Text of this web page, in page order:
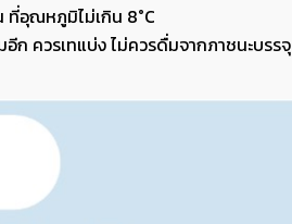
ที่อุณหภูมิไม่เกิน 8°C
ก ควรเทแบ่ง ไม่ควรดื่มจากภาชนะบรรจุ